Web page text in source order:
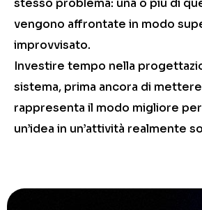
stesso problema: una o più di
vengono affrontate in modo
improvvisato.
Investire tempo nella
sistema, prima ancora di
rappresenta il modo migliore
un’idea in un’attività realmente